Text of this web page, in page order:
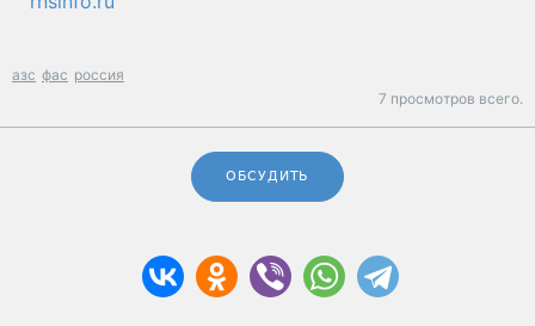
азс фас россия
7 просмотров всего.
ОБСУДИТЬ